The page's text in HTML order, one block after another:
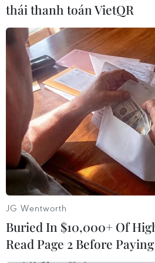
Rafah là cửa khẩu biên giới
khoảng 2 triệu người
tại Dải Gaza với thế giới
cừa khẩu duy nhất trong
Israel kiểm soát.
Ai Cập thường mở cửa
thời điểm cho các mục đích
thái thanh toán VietQR
JG Wentworth
Buried In $10,000+ Of
Read Page 2 Before Paying